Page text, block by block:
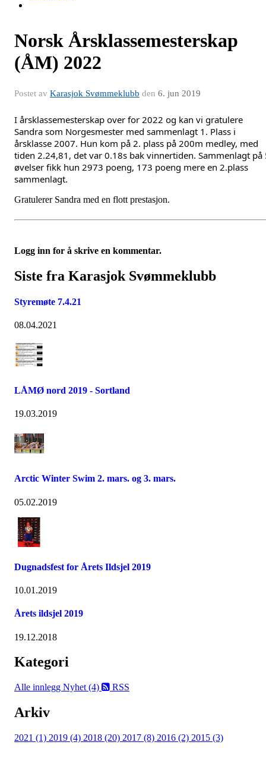
Norsk Årsklassemesterskap
(ÅM) 2022
Postet av Karasjok Svømmeklubb den 6. jun 2019
I årsklassemesterskap over for 2022 og kan vi gratulere
Sandra som Norgesmester med sammenlagt 1. Plass i
årsklasse 2007. Hun kom på 2. plass på 200m medley, med
tiden 2.24,81, det var 0.18s bak vinnertiden. Sammenlagt på
øvelser fikk hun 2973 poeng, 173 poeng mere en 2.plass
sammenlagt.
Gratulerer Sandra med en flott prestasjon.
Logg inn for å skrive en kommentar.
Siste fra Karasjok Svømmeklubb
Styremøte 7.4.21
08.04.2021
LÅMØ nord 2019 - Sortland
19.03.2019
Arctic Winter Swim 2. mars. og 3. mars.
05.02.2019
Dugnadsfest for Årets Ildsjel 2019
10.01.2019
Årets ildsjel 2019
19.12.2018
Kategori
Alle innlegg Nyhet (4) RSS
Arkiv
2021 (1) 2019 (4) 2018 (20) 2017 (8) 2016 (2) 2015 (3)